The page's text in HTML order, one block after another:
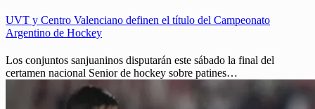
UVT y Centro Valenciano definen el título del Campeonato
Argentino de Hockey
Los conjuntos sanjuaninos disputarán este sábado la final del
certamen nacional Senior de hockey sobre patines…